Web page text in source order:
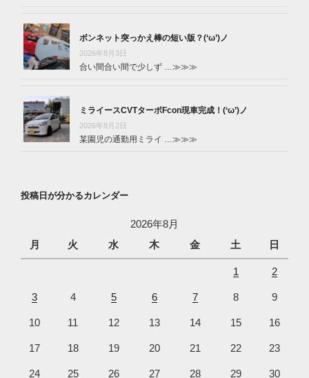
ボンネット突っかえ棒の短い版？(‘ω’)ノ
2026年8月3日
合い間合い間で少しず …≫≫≫
ミライースCVTターボFcon現車完成！(‘ω’)ノ
2026年8月2日
某園児の通勤用ミライ …≫≫≫
投稿日が分かるカレンダー
2026年8月
月
火 水 木 金 土 日
1 2
3 4 5 6 7 8 9
10 11 12 13 14 15 16
17 18 19 20 21 22 23
24 25 26 27 28 29 30